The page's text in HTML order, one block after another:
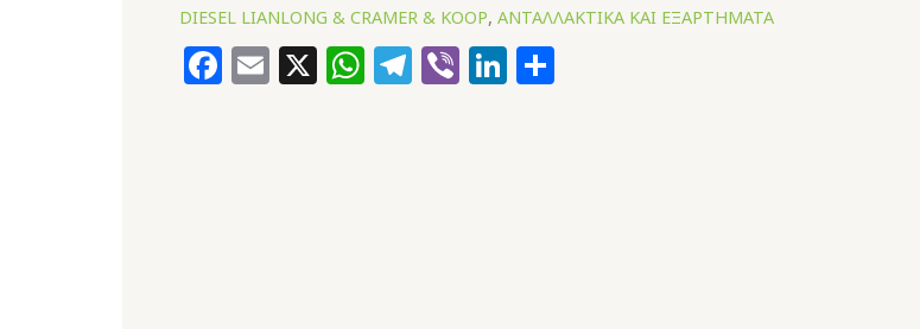
DIESEL LIANLONG & CRAMER & KOOP, ΑΝΤΑΛΛΑΚΤΙΚΑ ΚΑΙ ΕΞΑΡΤΗΜΑΤΑ
Facebook
Email
X WhatsApp
Telegram
ViberLinkedIn